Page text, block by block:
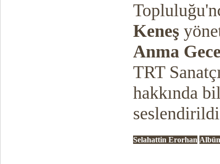
Keneş
Anma
TRT
hakkında
Selahattin Erorhan